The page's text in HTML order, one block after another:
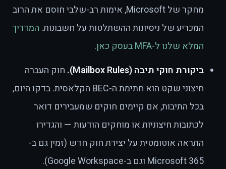
מחקר של Microsoft, אימות רב-שלבי חוסם את הרוב
המכריע של ניסיונות ההשתלטות על חשבונות. המדריך
המלא שלנו ל-MFA בעסק כאן
.
ביקורת חוקי תיבה (Mailbox Rules).
חוק העברה
חיצוני שקט הוא חתימת ה-BEC הקלאסית. בדקו היום,
בכל התיבות, אם קיימים חוקים שמעבירים דואר
לכתובות חיצוניות או מוחקים הודעות — והגדירו
התראה אוטומטית על יצירת חוק חדש (זמין גם ב-
Microsoft 365 וגם ב-Google Workspace).